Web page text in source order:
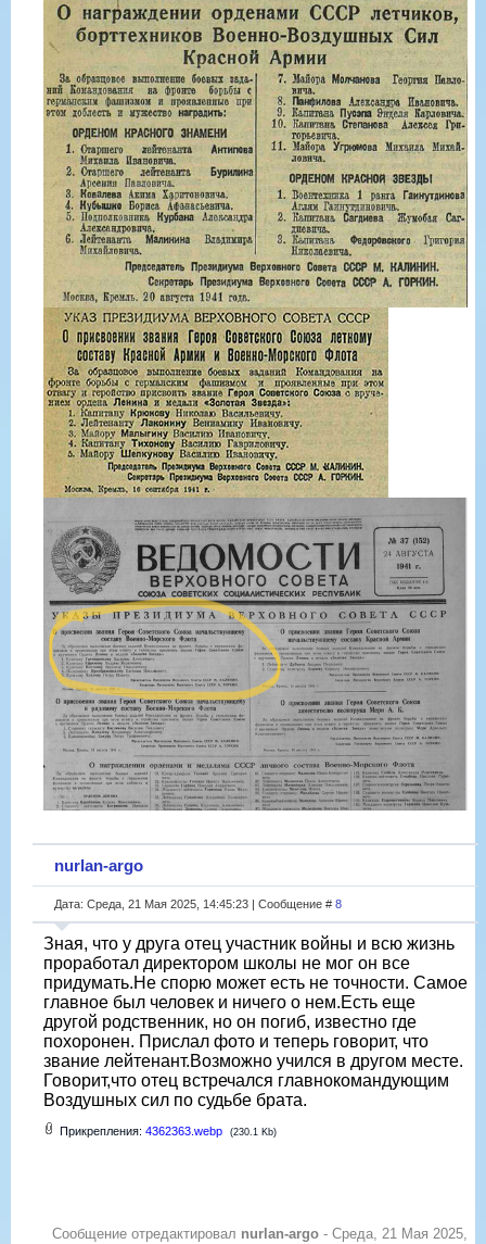
nurlan-argo
Дата: Среда, 21 Мая 2025, 14:45:23 | Сообщение # 8
Зная, что у друга отец участник войны и всю жизнь
проработал директором школы не мог он все
придумать.Не спорю может есть не точности. Самое
главное был человек и ничего о нем.Есть еще
другой родственник, но он погиб, известно где
похоронен. Прислал фото и теперь говорит, что
звание лейтенант.Возможно учился в другом месте.
Говорит,что отец встречался главнокомандующим
Воздушных сил по судьбе брата.
Прикрепления: 4362363.webp (230.1 Kb)
Сообщение отредактировал nurlan-argo - Среда, 21 Мая 2025,